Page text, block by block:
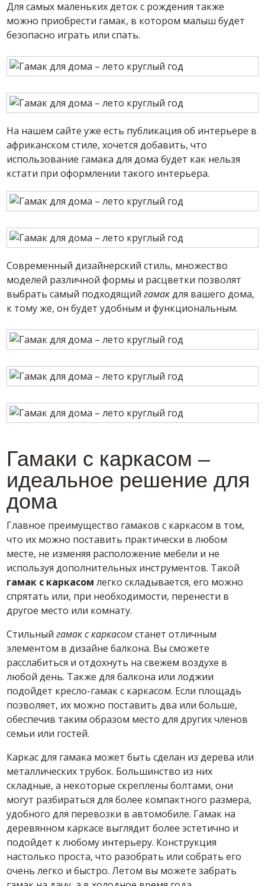
Для самых маленьких деток с рождения также
можно приобрести гамак, в котором малыш будет
безопасно играть или спать.
На нашем сайте уже есть публикация об интерьере в
африканском стиле, хочется добавить, что
использование гамака для дома будет как нельзя
кстати при оформлении такого интерьера.
Современный дизайнерский стиль, множество
моделей различной формы и расцветки позволят
выбрать самый подходящийгамакдля вашего дома,
к тому же, он будет удобным и функциональным.
Гамаки с каркасом –
идеальное решение для
дома
Главное преимущество гамаков с каркасом в том,
что их можно поставить практически в любом
месте, не изменяя расположение мебели и не
используя дополнительных инструментов. Такой
гамак с каркасом легко складывается, его можно
спрятать или, при необходимости, перенести в
другое место или комнату.
Стильныйгамак с каркасомстанет отличным
элементом в дизайне балкона. Вы сможете
расслабиться и отдохнуть на свежем воздухе в
любой день. Также для балкона или лоджии
подойдет кресло-гамак с каркасом. Если площадь
позволяет, их можно поставить два или больше,
обеспечив таким образом место для других членов
семьи или гостей.
Каркас для гамака может быть сделан из дерева или
металлических трубок. Большинство из них
складные, а некоторые скреплены болтами, они
могут разбираться для более компактного размера,
удобного для перевозки в автомобиле. Гамак на
деревянном каркасе выглядит более эстетично и
подойдет к любому интерьеру. Конструкция
настолько проста, что разобрать или собрать его
очень легко и быстро. Летом вы можете забрать